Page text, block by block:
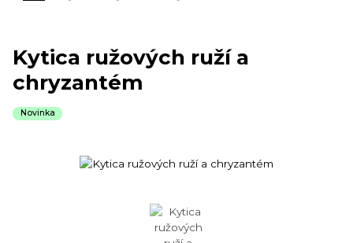
Kytica ružových ruží a
chryzantém
Novinka